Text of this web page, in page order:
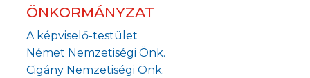
ÖNKORMÁNYZAT
A képviselő-testület
Német Nemzetiségi Önk.
Cigány Nemzetiségi Önk.